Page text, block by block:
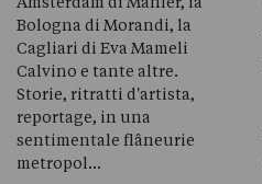
Bologna di Morandi, la
Cagliari di Eva Mameli
Calvino e tante altre.
Storie, ritratti d'artista,
reportage, in una
sentimentale flâneurie
metropol…